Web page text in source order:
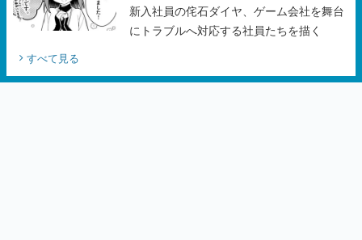
新入社員の侘石ダイヤ、ゲーム会社を舞台
にトラブルへ対応する社員たちを描く
すべて見る